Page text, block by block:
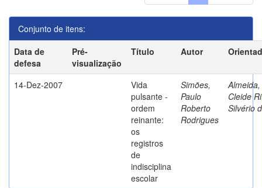
Conjunto de itens:
Data de
defesa
Pré-
visualização
Título Autor
14-Dez-2007
Vida
pulsante -
ordem
reinante:
os
registros
de
indisciplina
escolar
Simões,
Paulo
Roberto
Rodrigues
Almeida,
Cleide
Silvério